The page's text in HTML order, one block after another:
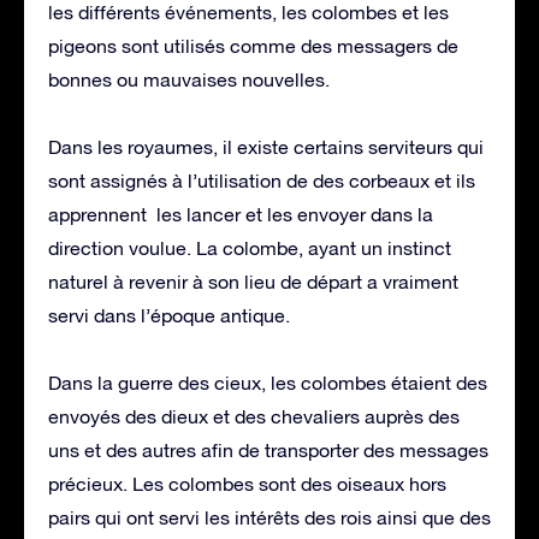
les différents événements, les colombes et les
pigeons sont utilisés comme des messagers de
bonnes ou mauvaises nouvelles.
Dans les royaumes, il existe certains serviteurs qui
sont assignés à l’utilisation de des corbeaux et ils
apprennent les lancer et les envoyer dans la
direction voulue. La colombe, ayant un instinct
naturel à revenir à son lieu de départ a vraiment
servi dans l’époque antique.
Dans la guerre des cieux, les colombes étaient des
envoyés des dieux et des chevaliers auprès des
uns et des autres afin de transporter des messages
précieux. Les colombes sont des oiseaux hors
pairs qui ont servi les intérêts des rois ainsi que des